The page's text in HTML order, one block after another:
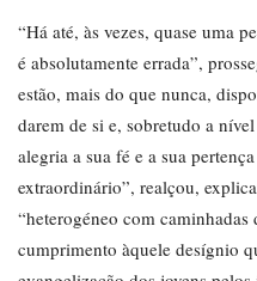
“Há até, às vezes, quase uma
é absolutamente errada”,
estão, mais do que nunca,
darem de si e, sobretudo a
alegria a sua fé e a sua
extraordinário”, realçou,
“heterogéneo com caminhadas
cumprimento àquele desígnio